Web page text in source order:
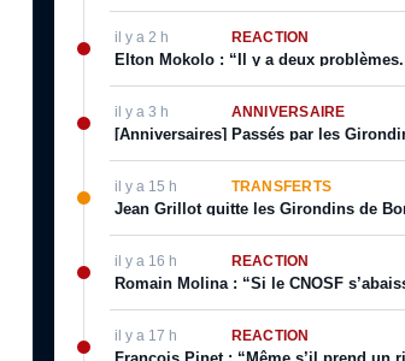
il y a 2 h RÉACTION
Elton Mokolo : “Il y a deux
il y a 3 h ANNIVERSAIRE
[Anniversaires] Passés par les
il y a 15 h TRANSFERTS
Jean Grillot quitte les Girondins de
il y a 16 h RÉACTION
Romain Molina : “Si le CNOSF
il y a 17 h RÉACTION